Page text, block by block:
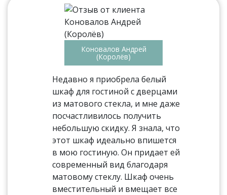
Коновалов Андрей
(Королёв)
Недавно я приобрела белый
шкаф для гостиной с дверцами
из матового стекла, и мне даже
посчастливилось получить
небольшую скидку. Я знала, что
этот шкаф идеально впишется
в мою гостиную. Он придает ей
современный вид благодаря
матовому стеклу. Шкаф очень
вместительный и вмещает все